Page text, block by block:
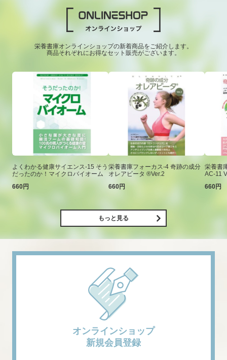
栄養書庫オンラインショップの新着商品をご紹介します。
商品それぞれにお得なセット販売がございます。
よくわかる健康サイエンス-15 そう
だったのか！マイクロバイオーム
660円
栄養書庫フォーカス-4 奇跡の成分
オレアビータ ®Ver.2
660円
栄養書
AC-11
660円
もっと見る
オンラインショップ
新規会員登録